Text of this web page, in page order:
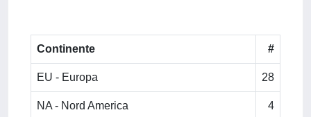
Continente #
EU - Europa 28
NA - Nord America 4